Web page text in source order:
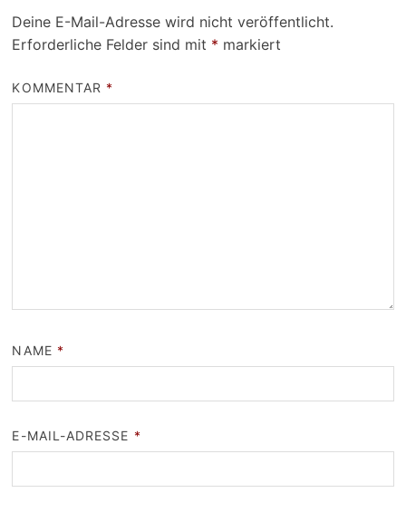
Deine E-Mail-Adresse wird nicht veröffentlicht.
Erforderliche Felder sind mit * markiert
KOMMENTAR *
NAME *
E-MAIL-ADRESSE *